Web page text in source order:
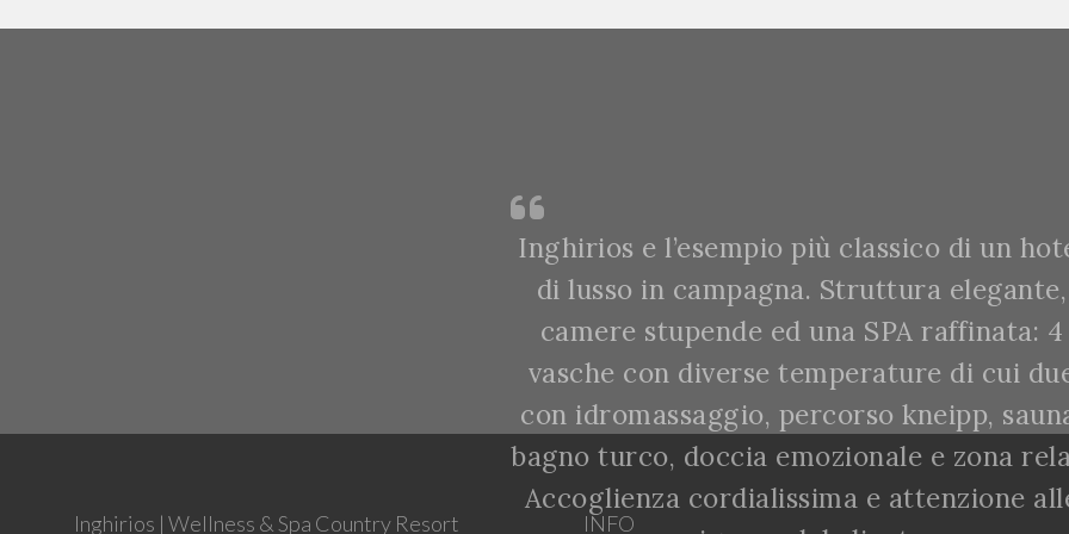
Inghirios e l’esempio più classico di un
di lusso in campagna. Struttura elegante,
camere stupende ed una SPA raffinata: 4
vasche con diverse temperature di cui
con idromassaggio, percorso kneipp,
bagno turco, doccia emozionale e zona
Accoglienza cordialissima e attenzione
Inghirios | Wellness & Spa Country Resort INFO